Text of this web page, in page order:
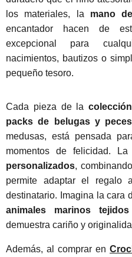
los materiales, la mano
encantador hacen de
excepcional para
nacimientos, bautizos o
pequeño tesoro.
Cada pieza de la
packs de belugas y peces
medusas, está pensada
momentos de felicidad.
personalizados,
permite adaptar el regalo
destinatario. Imagina la cara
animales marinos
demuestra cariño y
Además, al comprar en